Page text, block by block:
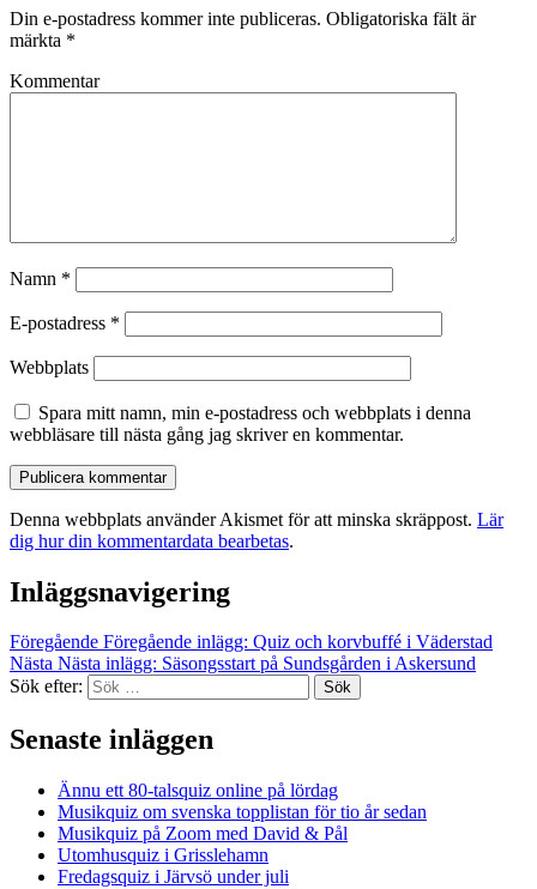
Din e-postadress kommer inte publiceras. Obligatoriska fält är
märkta *
Kommentar
Namn *
E-postadress *
Webbplats
Spara mitt namn, min e-postadress och webbplats i denna
webbläsare till nästa gång jag skriver en kommentar.
Denna webbplats använder Akismet för att minska skräppost. Lär
dig hur din kommentardata bearbetas.
Inläggsnavigering
Föregående Föregående inlägg: Quiz och korvbuffé i Väderstad
Nästa Nästa inlägg: Säsongsstart på Sundsgården i Askersund
Sök efter:
Sök
Senaste inläggen
Ännu ett 80-talsquiz online på lördag
Musikquiz om svenska topplistan för tio år sedan
Musikquiz på Zoom med David & Pål
Utomhusquiz i Grisslehamn
Fredagsquiz i Järvsö under juli